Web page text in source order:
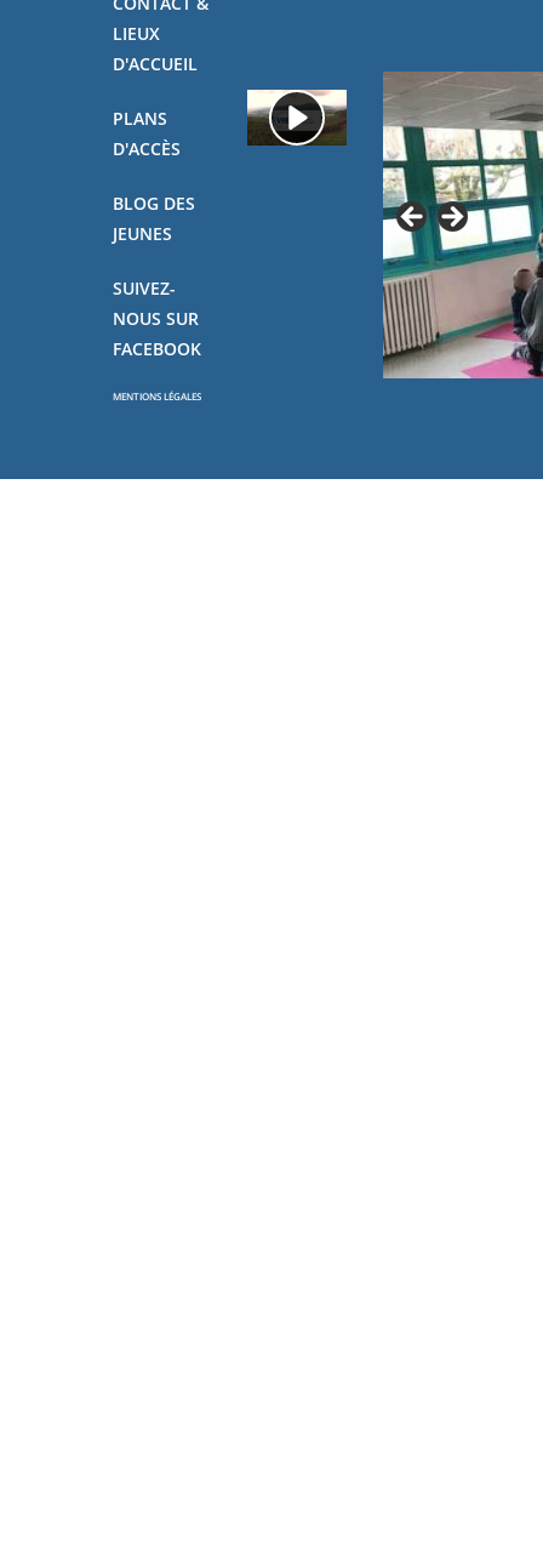
LIEUX
D'ACCUEIL
PLANS
D'ACCÈS
BLOG DES
JEUNES
SUIVEZ-
NOUS SUR
FACEBOOK
MENTIONS LÉGALES